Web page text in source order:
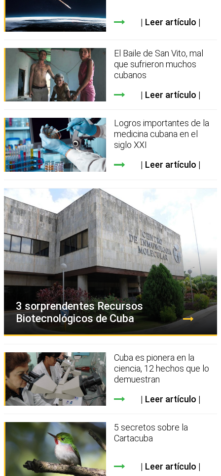
Leer artículo
El Baile de San Vito, mal
que sufrieron muchos
cubanos
Leer artículo
Logros importantes de la
medicina cubana en el
siglo XXI
Leer artículo
3 sorprendentes Recursos
Biotecnológicos de Cuba
Cuba es pionera en la
ciencia, 12 hechos que lo
demuestran
Leer artículo
5 secretos sobre la
Cartacuba
Leer artículo